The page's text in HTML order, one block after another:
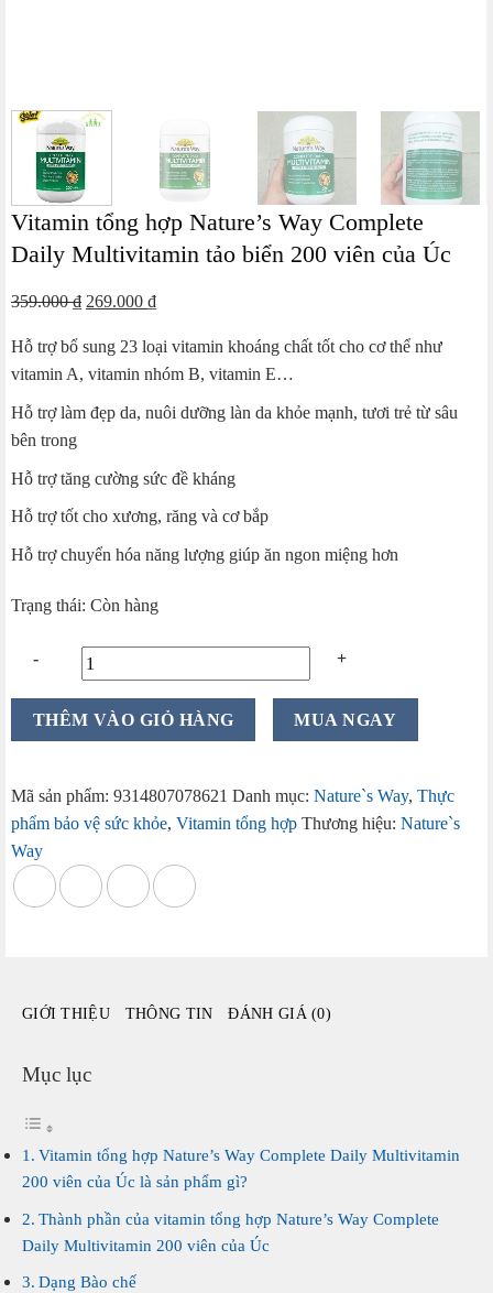
Vitamin tổng hợp Nature’s Way Complete
Daily Multivitamin tảo biển 200 viên của Úc
359.000₫ Giá
là:
359.000 ₫.
269.000 ₫Giá
tại
là:
269.000 ₫.
Hỗ trợ bổ sung 23 loại vitamin khoáng chất tốt cho cơ thể như
vitamin A, vitamin nhóm B, vitamin E…
Hỗ trợ làm đẹp da, nuôi dưỡng làn da khỏe mạnh, tươi trẻ từ sâu
bên trong
Hỗ trợ tăng cường sức đề kháng
Hỗ trợ tốt cho xương, răng và cơ bắp
Hỗ trợ chuyển hóa năng lượng giúp ăn ngon miệng hơn
Trạng thái: Còn hàng
Vitamin
Nature's
Way
Complete
Daily
Multivitamin
tảo
của
số
lượng
THÊM VÀO GIỎ HÀNG MUA NGAY
Mã sản phẩm: 9314807078621 Danh mục: Nature`s Way, Thực
phẩm bảo vệ sức khỏe, Vitamin tổng hợp Thương hiệu: Nature`s
Way
GIỚI THIỆU THÔNG TIN ĐÁNH GIÁ (0)
Mục lục
Vitamin tổng hợp Nature’s Way Complete Daily Multivitamin
200 viên của Úc là sản phẩm gì?
Thành phần của vitamin tổng hợp Nature’s Way Complete
Daily Multivitamin 200 viên của Úc
Dạng Bào chế